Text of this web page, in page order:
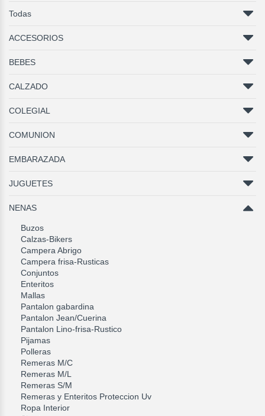
Todas
ACCESORIOS
BEBES
CALZADO
COLEGIAL
COMUNION
EMBARAZADA
JUGUETES
NENAS
Buzos
Calzas-Bikers
Campera Abrigo
Campera frisa-Rusticas
Conjuntos
Enteritos
Mallas
Pantalon gabardina
Pantalon Jean/Cuerina
Pantalon Lino-frisa-Rustico
Pijamas
Polleras
Remeras M/C
Remeras M/L
Remeras S/M
Remeras y Enteritos Proteccion Uv
Ropa Interior